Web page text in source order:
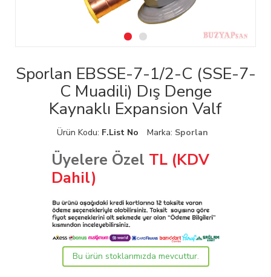
Sporlan EBSSE-7-1/2-C (SSE-7-
C Muadili) Dış Denge
Kaynaklı Expansion Valf
Ürün Kodu: F.List No Marka: Sporlan
Üyelere Özel TL (KDV
Dahil)
Bu ürün stoklarımızda mevcuttur.